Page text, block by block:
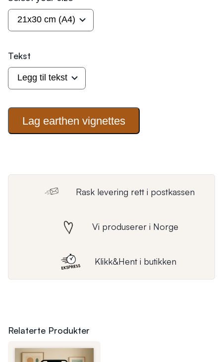
Tekst
Lag earthen vignettes
Rask levering rett i postkassen
Vi produserer i Norge
Klikk&Hent i butikken
Relaterte Produkter